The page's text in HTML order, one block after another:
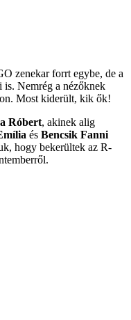
zenekar forrt egybe, de a
is. Nemrég a nézőknek
Most kiderült, kik ők!
Róbert, akinek alig
és Bencsik Fanni
hogy bekerültek az R-